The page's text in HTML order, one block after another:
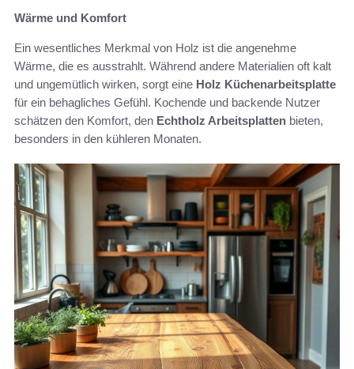
Wärme und Komfort
Ein wesentliches Merkmal von Holz ist die angenehme
Wärme, die es ausstrahlt. Während andere Materialien oft kalt
und ungemütlich wirken, sorgt eine Holz Küchenarbeitsplatte
für ein behagliches Gefühl. Kochende und backende Nutzer
schätzen den Komfort, den Echtholz Arbeitsplatten bieten,
besonders in den kühleren Monaten.